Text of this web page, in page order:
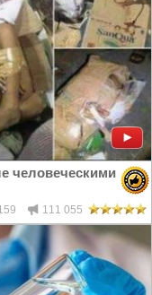
человеческими
111 055